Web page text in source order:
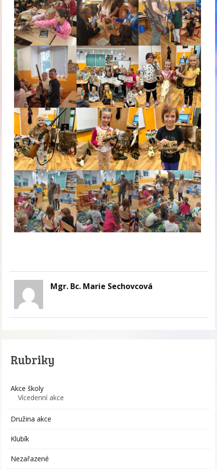
Mgr. Bc. Marie Sechovcová
Rubriky
Akce školy
Vícedenní akce
Družina akce
Klubík
Nezařazené